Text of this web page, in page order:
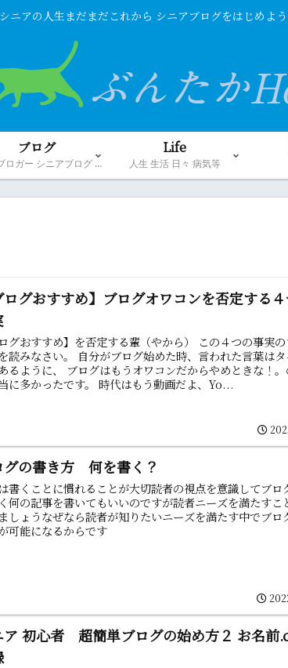
ニアの人生まだまだこれから シニアブログをはじめよ
ブログ
シニアブロガー シニアブログ 初心者 ブログ関連
Life
人生 生活 日々 病気等
ログおすすめ】ブログオワコンを否定する
ログおすすめ】を否定する輩（やから） この４つの事実
読みなさい。 自分がブログ始めた時、言われた言葉は
るように、 ブログはもうオワコンだからやめときな！
に多かったです。 時代はもう動画だよ、Yo...
グの書き方 何を書く？
書くことに慣れることが大切読者の視点を意識してブロ
何の記事を書いてもいいのですが読者ニーズを満たすこ
しょうなぜなら読者が知りたいニーズを満たす中でブロ
可能になるからです
ア 初心者 超簡単ブログの始め方２ お名前